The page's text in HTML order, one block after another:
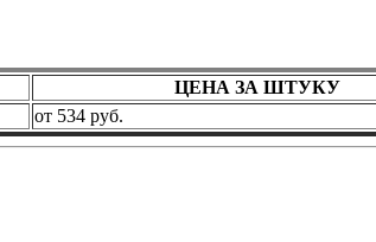
ЦЕНА ЗА ШТУКУ
от 534 руб.